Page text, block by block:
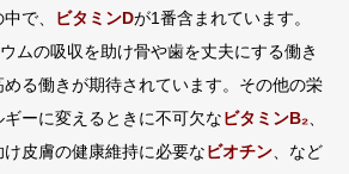
で、 ビタミンDが1番含まれています。
ムの吸収を助け骨や歯を丈夫にする働き
る働きが期待されています。その他の栄
ーに変えるときに不可欠なビタミンB₂
皮膚の健康維持に必要なビオチン 、など